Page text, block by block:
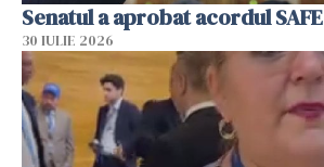
Senatul a aprobat acordul SAFE
30 IULIE 2026